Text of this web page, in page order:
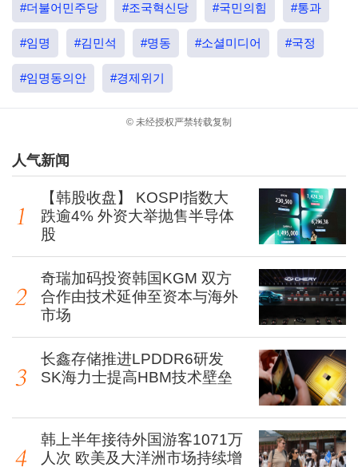
#더불어민주당 #조국혁신당 #국민의힘 #통과
#임명 #김민석 #명동 #소셜미디어 #국정
#임명동의안 #경제위기
© 未经授权严禁转载复制
人气新闻
【韩股收盘】 KOSPI指数大
跌逾4% 外资大举抛售半导体
股
奇瑞加码投资韩国KGM 双方
合作由技术延伸至资本与海外
市场
长鑫存储推进LPDDR6研发
SK海力士提高HBM技术壁垒
韩上半年接待外国游客1071万
人次 欧美及大洋洲市场持续增